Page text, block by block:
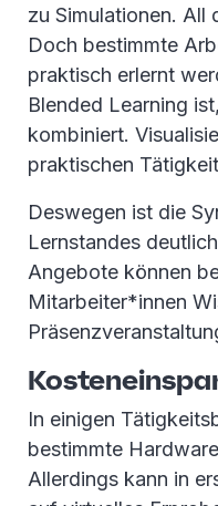
zu Simulationen. All
Doch bestimmte
praktisch erlernt
Blended Learning
kombiniert.
praktischen
Deswegen ist die
Lernstandes
Angebote können
Mitarbeiter*innen
In einigen
bestimmte
Allerdings kann in